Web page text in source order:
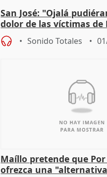
San José: "Ojalá
dolor de las víctimas de
Sonido Totales
Maíllo pretende que
ofrezca una